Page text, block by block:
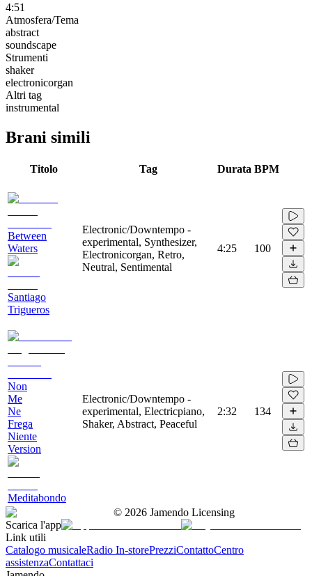
4:51
Atmosfera/Tema
abstract
soundscape
Strumenti
shaker
electronicorgan
Altri tag
instrumental
Brani simili
Titolo Tag Durata BPM
Between
Waters
Santiago
Trigueros
Electronic/Downtempo -
experimental, Synthesizer,
Electronicorgan, Retro,
Neutral, Sentimental
4:25 100
Non
Me
Ne
Frega
Niente
Version
Meditabondo
Electronic/Downtempo -
experimental, Electricpiano,
Shaker, Abstract, Peaceful
2:32 134
© 2026 Jamendo Licensing
Scarica l'app
Link utili
Catalogo musicaleRadio In-storePrezziContattoCentro
assistenzaContattaci